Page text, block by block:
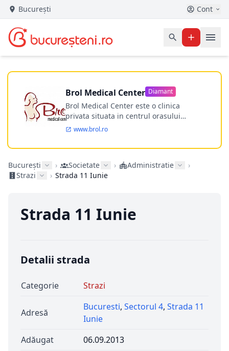
București Cont
Brol Medical Center Diamant
Brol Medical Center este o clinica
privata situata in centrul orasului
Timisoara avand o experienta de
Incepand din anul 2009 clinica isi
ultramodern.
www.brol.ro
București › Societate › Administratie
›
Strazi
› Strada 11 Iunie
Strada 11 Iunie
Detalii strada
Categorie Strazi
Adresă
Bucuresti, Sectorul 4, Strada 11
Iunie
Adăugat
06.09.2013